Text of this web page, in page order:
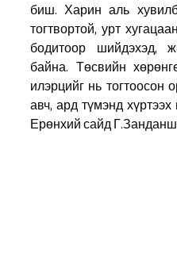
биш. Харин аль
тогтвортой, урт
бодитоор шийдэхэд,
байна. Төсвийн
илэрцийг нь тогтоосон
авч, ард түмэнд
Ерөнхий сайд